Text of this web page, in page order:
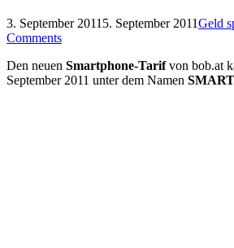
3. September 2011 5. September 2011Geld
Comments
Den neuen Smartphone-Tarifvon bob.at
September 2011 unter dem Namen